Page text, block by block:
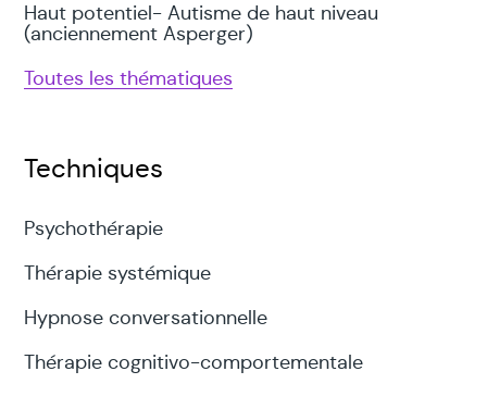
Haut potentiel- Autisme de haut niveau
(anciennement Asperger)
Toutes les thématiques
Techniques
Psychothérapie
Thérapie systémique
Hypnose conversationnelle
Thérapie cognitivo-comportementale